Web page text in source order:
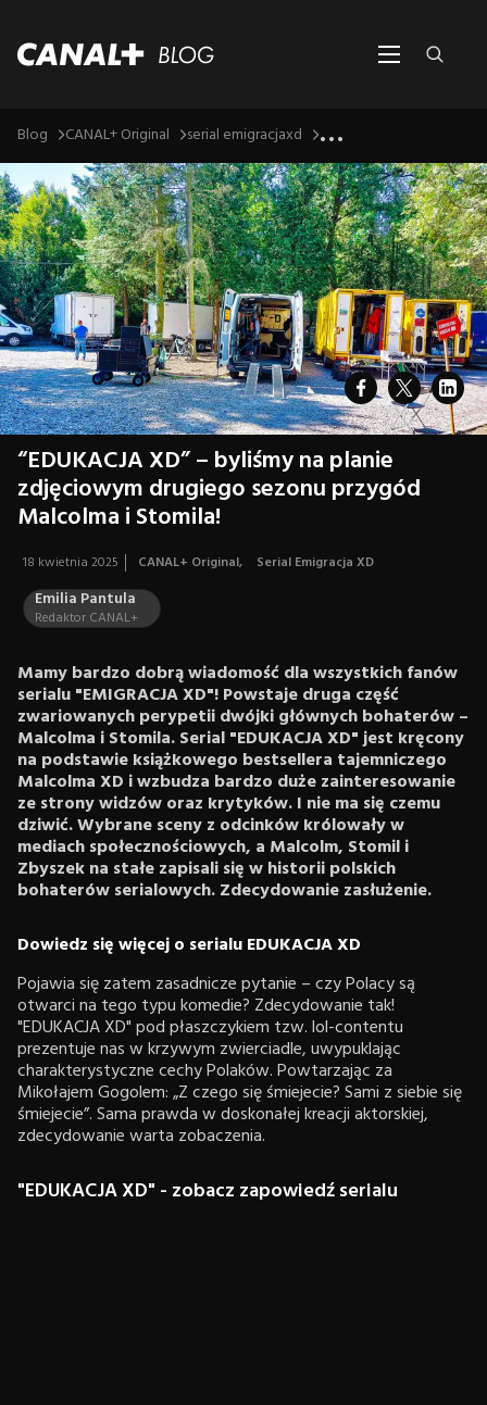
Blog CANAL+ Original serial emigracjaxd ...
“EDUKACJA XD” – byliśmy na planie
zdjęciowym drugiego sezonu przygód
Malcolma i Stomila!
18 kwietnia 2025 CANAL+ Original, Serial Emigracja XD
Emilia Pantula
Redaktor CANAL+
Mamy bardzo dobrą wiadomość dla wszystkich fanów
serialu "EMIGRACJA XD"! Powstaje druga część
zwariowanych perypetii dwójki głównych bohaterów –
Malcolma i Stomila. Serial "EDUKACJA XD" jest kręcony
na podstawie książkowego bestsellera tajemniczego
Malcolma XD i wzbudza bardzo duże zainteresowanie
ze strony widzów oraz krytyków. I nie ma się czemu
dziwić. Wybrane sceny z odcinków królowały w
mediach społecznościowych, a Malcolm, Stomil i
Zbyszek na stałe zapisali się w historii polskich
bohaterów serialowych. Zdecydowanie zasłużenie.
Dowiedz się więcej o serialu EDUKACJA XD
Pojawia się zatem zasadnicze pytanie – czy Polacy są
otwarci na tego typu komedie? Zdecydowanie tak!
"EDUKACJA XD" pod płaszczykiem tzw. lol-contentu
prezentuje nas w krzywym zwierciadle, uwypuklając
charakterystyczne cechy Polaków. Powtarzając za
Mikołajem Gogolem: „Z czego się śmiejecie? Sami z siebie się
śmiejecie”. Sama prawda w doskonałej kreacji aktorskiej,
zdecydowanie warta zobaczenia.
"EDUKACJA XD" - zobacz zapowiedź serialu